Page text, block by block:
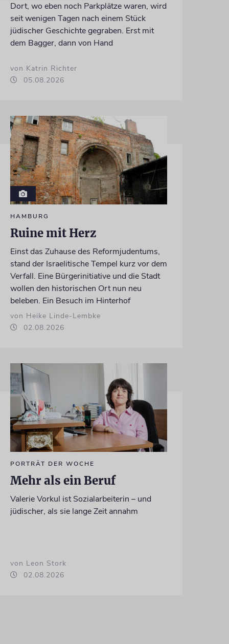
Dort, wo eben noch Parkplätze waren, wird
seit wenigen Tagen nach einem Stück
jüdischer Geschichte gegraben. Erst mit
dem Bagger, dann von Hand
von Katrin Richter
05.08.2026
HAMBURG
Ruine mit Herz
Einst das Zuhause des Reformjudentums,
stand der Israelitische Tempel kurz vor dem
Verfall. Eine Bürgerinitiative und die Stadt
wollen den historischen Ort nun neu
beleben. Ein Besuch im Hinterhof
von Heike Linde-Lembke
02.08.2026
PORTRÄT DER WOCHE
Mehr als ein Beruf
Valerie Vorkul ist Sozialarbeiterin – und
jüdischer, als sie lange Zeit annahm
von Leon Stork
02.08.2026